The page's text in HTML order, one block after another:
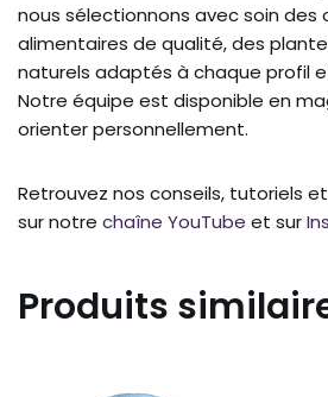
nous sélectionnons avec soin des
alimentaires de qualité, des
naturels adaptés à chaque profil
Notre équipe est disponible en
orienter personnellement.
Retrouvez nos conseils, tutoriels
sur notre chaîne YouTube et sur
Produits